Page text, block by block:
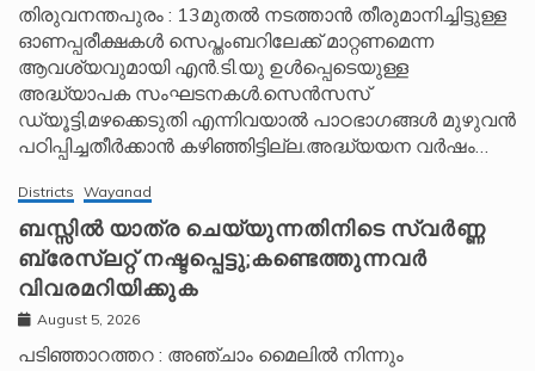
തിരുവനന്തപുരം : 13മുതൽ നടത്താൻ തീരുമാനിച്ചിട്ടുള്ള
ഓണപ്പരീക്ഷകൾ സെപ്തംബറിലേക്ക് മാറ്റണമെന്ന
ആവശ്യവുമായി എൻ.ടി.യു ഉൾപ്പെടെയുള്ള
അദ്ധ്യാപക സംഘടനകൾ.സെൻസസ്
ഡ്യൂട്ടി,മഴക്കെടുതി എന്നിവയാൽ പാഠഭാഗങ്ങൾ മുഴുവൻ
പഠിപ്പിച്ചതീർക്കാൻ കഴിഞ്ഞിട്ടില്ല.അദ്ധ്യയന വർഷം…
Districts Wayanad
ബസ്സിൽ യാത്ര ചെയ്യുന്നതിനിടെ സ്വർണ്ണ
ബ്രേസ്‌ലറ്റ് നഷ്ടപ്പെട്ടു;കണ്ടെത്തുന്നവർ
വിവരമറിയിക്കുക
August 5, 2026
പടിഞ്ഞാറത്തറ : അഞ്ചാം മൈലിൽ നിന്നും